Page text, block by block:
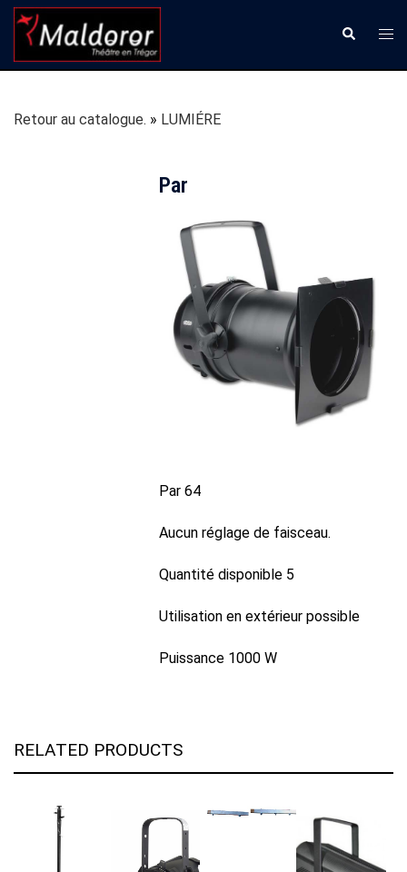
Aller
contenu
Retour au catalogue. LUMIÉRE
Par
Par 64
Aucun réglage de faisceau.
Quantité disponible 5
Utilisation en extérieur possible
Puissance 1000 W
RELATED PRODUCTS